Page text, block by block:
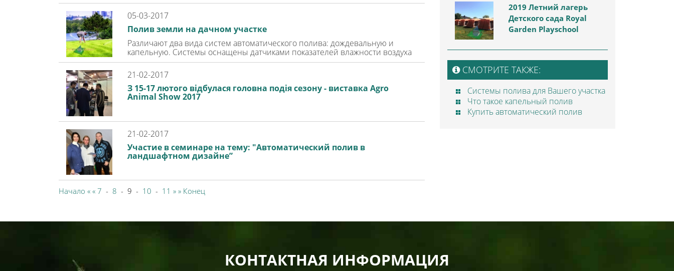
05-03-2017
Полив земли на дачном участке
Различают два вида систем автоматического полива: дождевальную и
капельную. Системы оснащены датчиками показателей влажности воздуха
21-02-2017
З 15-17 лютого відбулася головна подія сезону - виставка Agro
Animal Show 2017
21-02-2017
Участие в семинаре на тему: "Автоматический полив в
ландшафтном дизайне”
Начало « « 7 - 8 - 9 - 10 - 11 » » Конец
2019 Летний лагерь
Детского сада Royal
Garden Playschool
СМОТРИТЕ ТАКЖЕ:
Системы полива для Вашего участка
Что такое капельный полив
Купить автоматический полив
КОНТАКТНАЯ ИНФОРМАЦИЯ